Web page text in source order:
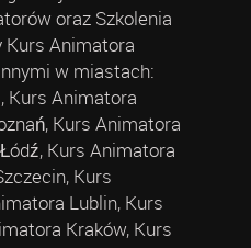
oraz Szkolenia
Animatora
w miastach:
Kurs Animatora
Kurs Animatora
Kurs Animatora
Kurs
Lublin, Kurs
Kraków, Kurs